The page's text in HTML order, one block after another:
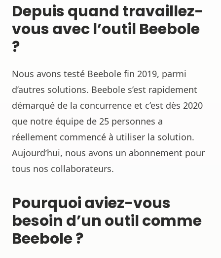
Depuis quand travaillez-
vous avec l’outil Beebole
?
Nous avons testé Beebole fin 2019, parmi
d’autres solutions. Beebole s’est rapidement
démarqué de la concurrence et c’est dès 2020
que notre équipe de 25 personnes a
réellement commencé à utiliser la solution.
Aujourd’hui, nous avons un abonnement pour
tous nos collaborateurs.
Pourquoi aviez-vous
besoin d’un outil comme
Beebole ?